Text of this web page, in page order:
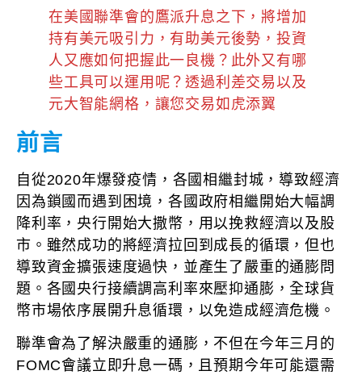
在美國聯準會的鷹派升息之下，將增加
持有美元吸引力，有助美元後勢，投資
人又應如何把握此一良機？此外又有哪
些工具可以運用呢？透過利差交易以及
元大智能網格，讓您交易如虎添翼
前言
自從2020年爆發疫情，各國相繼封城，導致經濟
因為鎖國而遇到困境，各國政府相繼開始大幅調
降利率，央行開始大撒幣，用以挽救經濟以及股
市。雖然成功的將經濟拉回到成長的循環，但也
導致資金擴張速度過快，並產生了嚴重的通膨問
題。各國央行接續調高利率來壓抑通膨，全球貨
幣市場依序展開升息循環，以免造成經濟危機。
聯準會為了解決嚴重的通膨，不但在今年三月的
FOMC會議立即升息一碼，且預期今年可能還需